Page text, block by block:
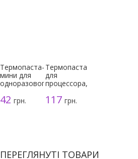
Термопаста-
мини для
одноразового
42 грн.
Термопаста
для
процессора,
117грн.
ПЕРЕГЛЯНУТІ ТОВАРИ